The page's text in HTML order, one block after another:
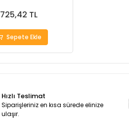
725,42 TL
Sepete Ekle
Hızlı Teslimat
Siparişleriniz en kısa sürede elinize
ulaşır.